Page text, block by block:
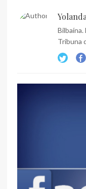
Bilbaína.
Tribuna